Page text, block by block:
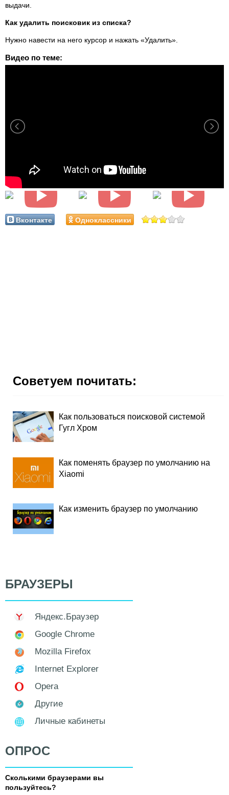
выдачи.
Как удалить поисковик из списка?
Нужно навести на него курсор и нажать «Удалить».
Видео по теме:
Вконтакте Одноклассники
Советуем почитать:
Как пользоваться поисковой системой
Гугл Хром
Как поменять браузер по умолчанию на
Xiaomi
Как изменить браузер по умолчанию
БРАУЗЕРЫ
Яндекс.Браузер
Google Chrome
Mozilla Firefox
Internet Explorer
Opera
Другие
Личные кабинеты
ОПРОС
Сколькими браузерами вы
пользуйтесь?